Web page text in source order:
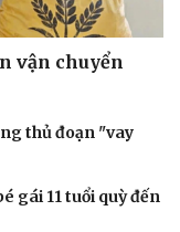
vận chuyển
thủ đoạn "vay
gái 11 tuổi quỳ đến